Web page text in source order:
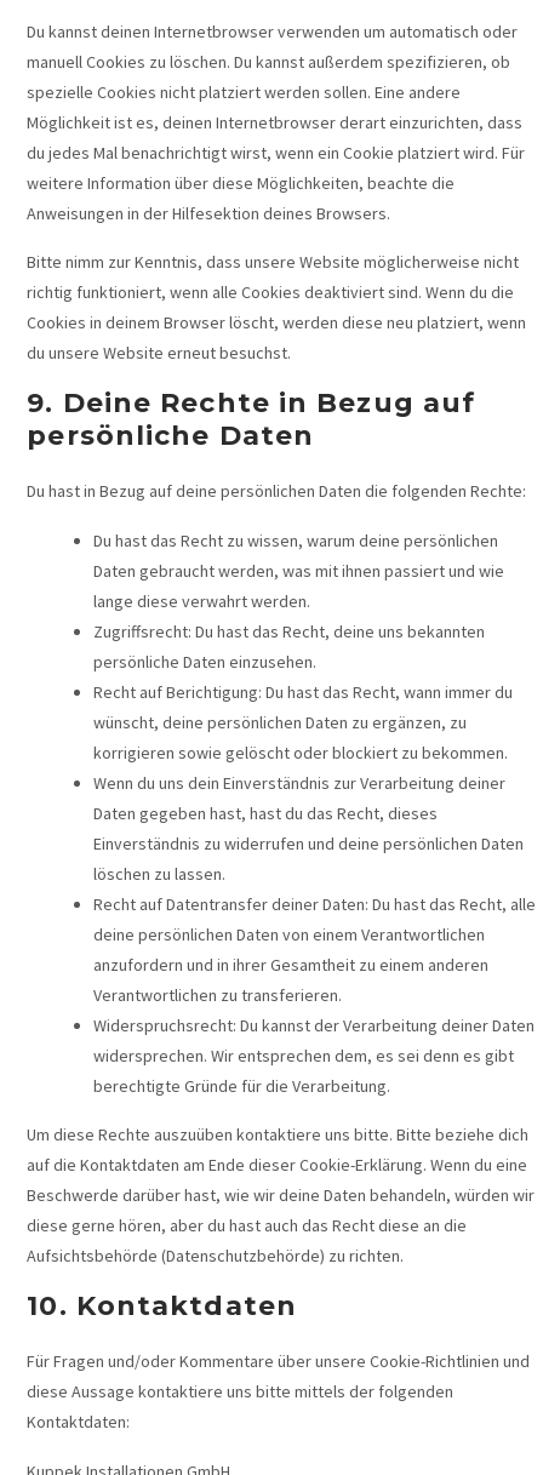
Du kannst deinen Internetbrowser verwenden um automatisch oder
manuell Cookies zu löschen. Du kannst außerdem spezifizieren, ob
spezielle Cookies nicht platziert werden sollen. Eine andere
Möglichkeit ist es, deinen Internetbrowser derart einzurichten, dass
du jedes Mal benachrichtigt wirst, wenn ein Cookie platziert wird. Für
weitere Information über diese Möglichkeiten, beachte die
Anweisungen in der Hilfesektion deines Browsers.
Bitte nimm zur Kenntnis, dass unsere Website möglicherweise nicht
richtig funktioniert, wenn alle Cookies deaktiviert sind. Wenn du die
Cookies in deinem Browser löscht, werden diese neu platziert, wenn
du unsere Website erneut besuchst.
9. Deine Rechte in Bezug auf
persönliche Daten
Du hast in Bezug auf deine persönlichen Daten die folgenden Rechte:
Du hast das Recht zu wissen, warum deine persönlichen
Daten gebraucht werden, was mit ihnen passiert und wie
lange diese verwahrt werden.
Zugriffsrecht: Du hast das Recht, deine uns bekannten
persönliche Daten einzusehen.
Recht auf Berichtigung: Du hast das Recht, wann immer du
wünscht, deine persönlichen Daten zu ergänzen, zu
korrigieren sowie gelöscht oder blockiert zu bekommen.
Wenn du uns dein Einverständnis zur Verarbeitung deiner
Daten gegeben hast, hast du das Recht, dieses
Einverständnis zu widerrufen und deine persönlichen Daten
löschen zu lassen.
Recht auf Datentransfer deiner Daten: Du hast das Recht, alle
deine persönlichen Daten von einem Verantwortlichen
anzufordern und in ihrer Gesamtheit zu einem anderen
Verantwortlichen zu transferieren.
Widerspruchsrecht: Du kannst der Verarbeitung deiner Daten
widersprechen. Wir entsprechen dem, es sei denn es gibt
berechtigte Gründe für die Verarbeitung.
Um diese Rechte auszuüben kontaktiere uns bitte. Bitte beziehe dich
auf die Kontaktdaten am Ende dieser Cookie-Erklärung. Wenn du eine
Beschwerde darüber hast, wie wir deine Daten behandeln, würden wir
diese gerne hören, aber du hast auch das Recht diese an die
Aufsichtsbehörde (Datenschutzbehörde) zu richten.
10. Kontaktdaten
Für Fragen und/oder Kommentare über unsere Cookie-Richtlinien und
diese Aussage kontaktiere uns bitte mittels der folgenden
Kontaktdaten: